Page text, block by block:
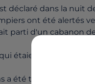
déclaré dans la nuit
ont été alertés
parti d'un cabanon
étaient toujours
a été transporté au